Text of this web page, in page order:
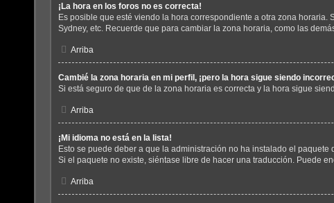
¡La hora en los foros no es correcta!
Es posible que esté viendo la hora correspondiente a otra zona horaria.
Sydney, etc. Recuerde que para cambiar la zona horaria, como las
Arriba
Cambié la zona horaria en mi perfil, ¡pero la hora sigue siendo
Si está seguro de que de la zona horaria es correcta y la hora sigue
Arriba
¡Mi idioma no está en la lista!
Esto se puede deber a que la administración no ha instalado el
Si el paquete no existe, siéntase libre de hacer una traducción. Puede
Arriba